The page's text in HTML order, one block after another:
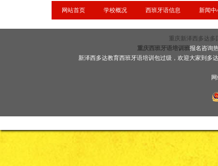
网站首页 学校概况 西班牙语信息 新闻中
重庆新泽西多达多
重庆西班牙语培训班报名咨询
新泽西多达教育西班牙语培训包过级，欢迎大家到多